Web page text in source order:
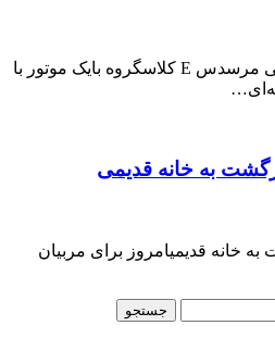
BAIC جدید روی پلتفرم قدیمی مرسدس E کلاسگروه بایک موتور با
به خانه قدیمی
خانه قدیمیامروز برای مربیان